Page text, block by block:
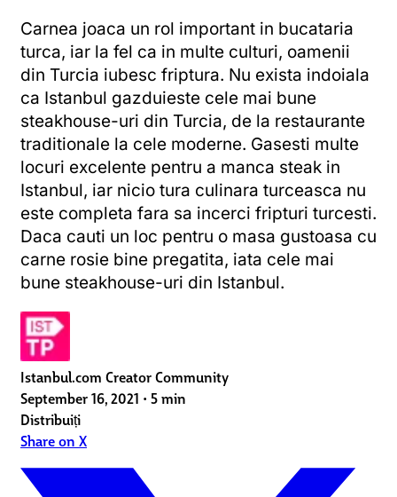
Carnea joaca un rol important in bucataria
turca, iar la fel ca in multe culturi, oamenii
din Turcia iubesc friptura. Nu exista indoiala
ca Istanbul gazduieste cele mai bune
steakhouse-uri din Turcia, de la restaurante
traditionale la cele moderne. Gasesti multe
locuri excelente pentru a manca steak in
Istanbul, iar nicio tura culinara turceasca nu
este completa fara sa incerci fripturi turcesti.
Daca cauti un loc pentru o masa gustoasa cu
carne rosie bine pregatita, iata cele mai
bune steakhouse-uri din Istanbul.
Istanbul.com Creator Community
September 16, 2021 • 5 min
Distribuiți
Share on X